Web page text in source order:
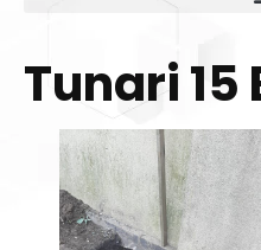
Tunari 15